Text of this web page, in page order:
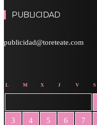
PUBLICIDAD
publicidad@toreteate.com
L M X J V S
3 4 5 6 7